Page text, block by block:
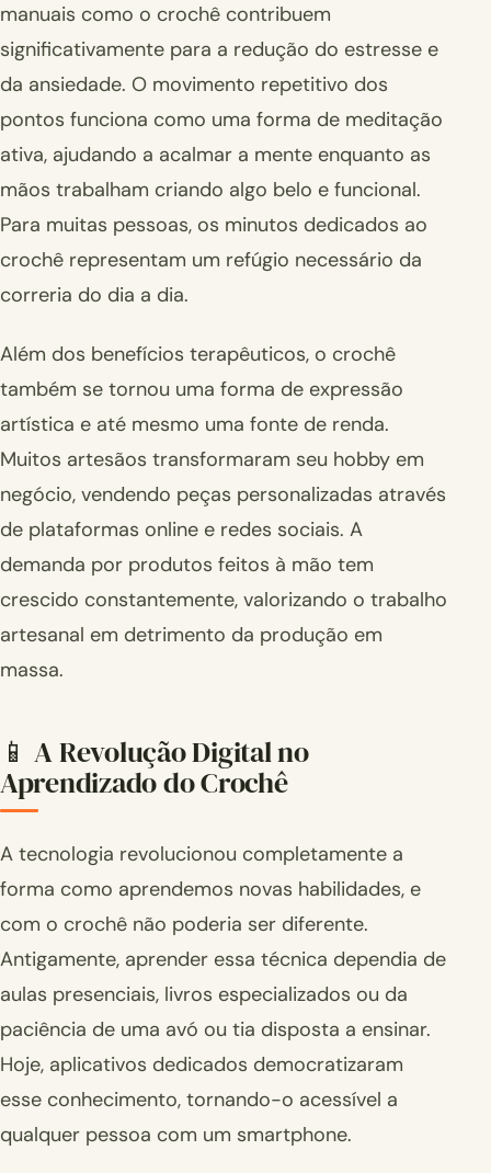
manuais como o crochê contribuem
significativamente para a redução do estresse e
da ansiedade. O movimento repetitivo dos
pontos funciona como uma forma de meditação
ativa, ajudando a acalmar a mente enquanto as
mãos trabalham criando algo belo e funcional.
Para muitas pessoas, os minutos dedicados ao
crochê representam um refúgio necessário da
correria do dia a dia.
Além dos benefícios terapêuticos, o crochê
também se tornou uma forma de expressão
artística e até mesmo uma fonte de renda.
Muitos artesãos transformaram seu hobby em
negócio, vendendo peças personalizadas através
de plataformas online e redes sociais. A
demanda por produtos feitos à mão tem
crescido constantemente, valorizando o trabalho
artesanal em detrimento da produção em
massa.
📱 A Revolução Digital no
Aprendizado do Crochê
A tecnologia revolucionou completamente a
forma como aprendemos novas habilidades, e
com o crochê não poderia ser diferente.
Antigamente, aprender essa técnica dependia de
aulas presenciais, livros especializados ou da
paciência de uma avó ou tia disposta a ensinar.
Hoje, aplicativos dedicados democratizaram
esse conhecimento, tornando-o acessível a
qualquer pessoa com um smartphone.